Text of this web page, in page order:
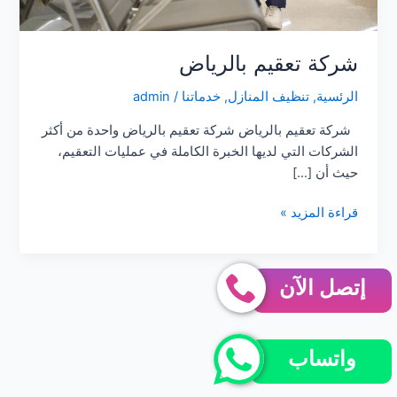
شركة تعقيم بالرياض
الرئسية,تنظيف المنازل,خدماتنا /
admin
شركة تعقيم بالرياض شركة تعقيم بالرياض واحدة من أكثر
الشركات التي لديها الخبرة الكاملة في عمليات التعقيم،
حيث أن […]
شركة
قراءة المزيد »
إتصل الآن
واتساب